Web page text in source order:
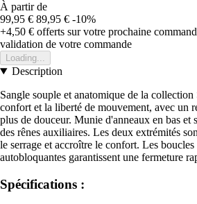
À partir de
99,95 € 89,95 € -10%
+4,50 € offerts sur votre prochaine
validation de votre commande
Loading...
Description
Sangle souple et anatomique de la
confort et la liberté de mouvement, avec un
plus de douceur. Munie d'anneaux en bas et
des rênes auxiliaires. Les deux extrémités
le serrage et accroître le confort. Les
autobloquantes garantissent une fermeture
Spécifications :